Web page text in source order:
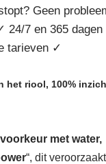
Geen
24/7 en 365
tarieven ✓
het riool, 100%
met water,
“, dit veroorzaakt